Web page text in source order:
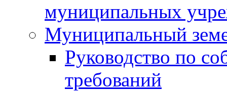
муниципальных
Муниципальный
Руководство по
требований